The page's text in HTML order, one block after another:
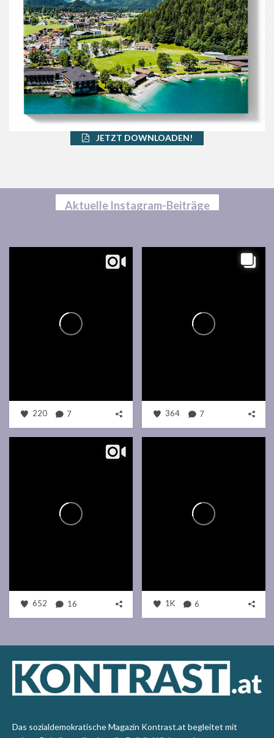
JETZT DOWNLOADEN!
Aktuelle Instagram-Beiträge
220 7 364 7
652 16 1K 6
Das sozialdemokratische Magazin Kontrast.at begleitet mit